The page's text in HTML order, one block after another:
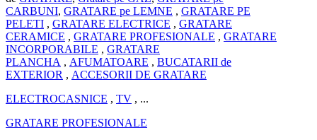
CARBUNI, GRATARE pe LEMNE , GRATARE PE
PELETI , GRATARE ELECTRICE , GRATARE
CERAMICE , GRATARE PROFESIONALE , GRATARE
INCORPORABILE , GRATARE
PLANCHA , AFUMATOARE , BUCATARII de
EXTERIOR , ACCESORII DE GRATARE
ELECTROCASNICE , TV , ...
GRATARE PROFESIONALE